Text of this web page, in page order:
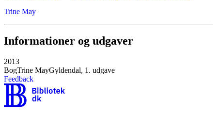
Trine May
Informationer og udgaver
2013
BogTrine MayGyldendal, 1. udgave
Feedback